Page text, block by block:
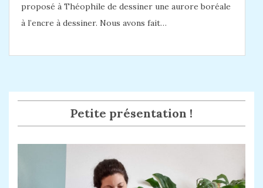
proposé à Théophile de dessiner une aurore boréale
à l’encre à dessiner. Nous avons fait…
Petite présentation !